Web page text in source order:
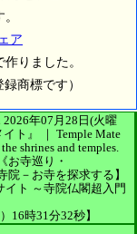
ア
作りました。
商標です）
2026年07月28日(火曜
イト』 ｜ Temple Mate
the shrines and temples.
《お寺巡り・
院－お寺を探求する】
イト ～寺院仏閣超入門
16時31分32秒】